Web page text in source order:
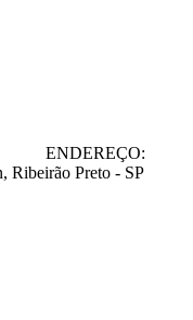
ENDEREÇO:
Ribeirão Preto - SP